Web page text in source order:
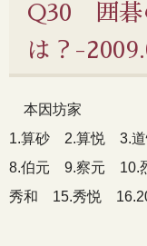
Q30 囲碁
は？-
本因坊家
1.算砂 2.算悦 3.
8.伯元 9.察元 10.
秀和 15.秀悦